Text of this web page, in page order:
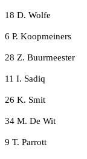
18 D. Wolfe
6 P. Koopmeiners
28 Z. Buurmeester
11 I. Sadiq
26 K. Smit
34 M. De Wit
9 T. Parrott